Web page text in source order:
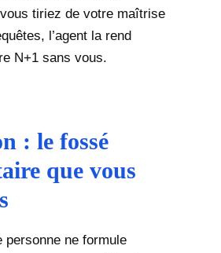
tiriez de votre maîtrise
l’agent la rend
N+1 sans vous.
: le fossé
que vous
personne ne formule